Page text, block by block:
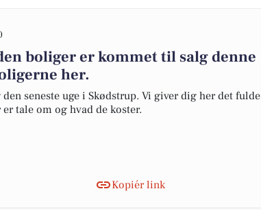
boliger er kommet til salg denne
her.
seneste uge i Skødstrup. Vi giver dig her det fulde
tale om og hvad de koster.
Kopiér link